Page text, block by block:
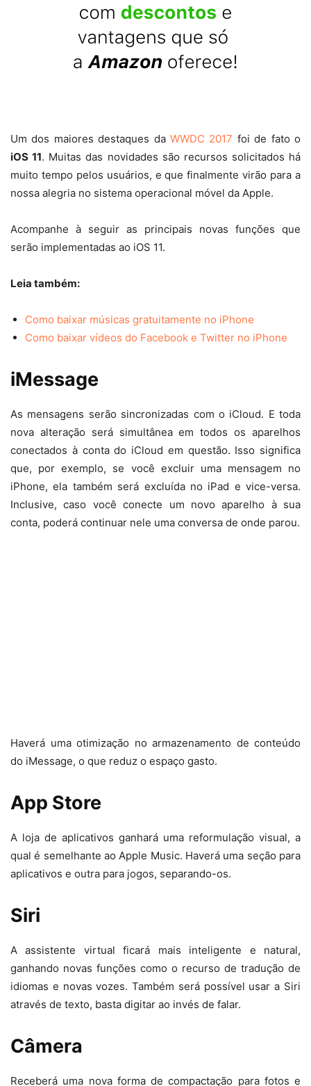
Um dos maiores destaques da WWDC 2017 foi de fato o
iOS 11. Muitas das novidades são recursos solicitados há
muito tempo pelos usuários, e que finalmente virão para a
nossa alegria no sistema operacional móvel da Apple.
Acompanhe à seguir as principais novas funções que
serão implementadas ao iOS 11.
Leia também:
Como baixar músicas gratuitamente no iPhone
Como baixar vídeos do Facebook e Twitter no iPhone
iMessage
As mensagens serão sincronizadas com o iCloud. E toda
nova alteração será simultânea em todos os aparelhos
conectados à conta do iCloud em questão. Isso significa
que, por exemplo, se você excluir uma mensagem no
iPhone, ela também será excluída no iPad e vice-versa.
Inclusive, caso você conecte um novo aparelho à sua
conta, poderá continuar nele uma conversa de onde parou.
Haverá uma otimização no armazenamento de conteúdo
do iMessage, o que reduz o espaço gasto.
App Store
A loja de aplicativos ganhará uma reformulação visual, a
qual é semelhante ao Apple Music. Haverá uma seção para
aplicativos e outra para jogos, separando-os.
Siri
A assistente virtual ficará mais inteligente e natural,
ganhando novas funções como o recurso de tradução de
idiomas e novas vozes. Também será possível usar a Siri
através de texto, basta digitar ao invés de falar.
Câmera
Receberá uma nova forma de compactação para fotos e